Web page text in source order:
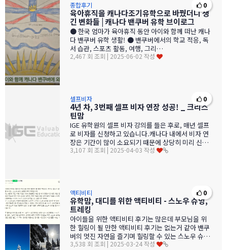
종합후기
육아휴직을 캐나다조기유학으로 바꿨더니 생
긴 변화들 | 캐나다 밴쿠버 유학 브이로그
● 한국 엄마가 육아휴직 동안 아이와 함께 떠난 캐나
다 밴쿠버 유학 생활! ● 밴쿠버에서의 학교 적응, 독
서 습관, 스포츠 활동, 여행, 그리…
2,467 회 조회 | 2025-06-02 작성
0
셀프비자
4년 차, 3번째 셀프 비자 연장 성공! _ 크리스
틴맘
IGE 유학원의 셀프 비자 강의를 들은 후로, 매년 셀프
로 비자를 신청하고 있습니다.캐나다 내에서 비자 연
장은 기간이 많이 소요되기 때문에 상당히 미리 신청
해야 하는데요.2년차 첫…
3,107 회 조회 | 2025-04-03 작성
0
액티비티
유학맘, 대디를 위한 액티비티 - 스노우 슈잉,
트레킹
아이들을 위한 액티비티 후기는 많은데 부모님을 위
한 힐링이 될 만한 액티비티 후기는 없는거 같아 밴쿠
버의 멋진 자연을 즐기며 힐링할 수 있는 스노우 슈
잉, 트레킹 후기 적어봅니다.…
3,538 회 조회 | 2025-03-24 작성
0